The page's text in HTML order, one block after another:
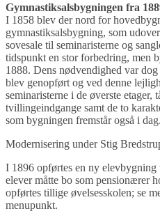
Gymnastiksalsbygningen fra
I 1858 blev der nord for
gymnastiksalsbygning, som
sovesale til seminaristerne og
tidspunkt en stor forbedring, men
1888. Dens nødvendighed var
blev genopført og ved denne
seminaristerne i de øverste etager,
tvillingeindgange samt de to
som bygningen fremstår også i dag.
Modernisering under Stig
I 1896 opførtes en ny
elever måtte bo som pensionærer
opførtes tillige øvelsesskolen; se
menupunkt.